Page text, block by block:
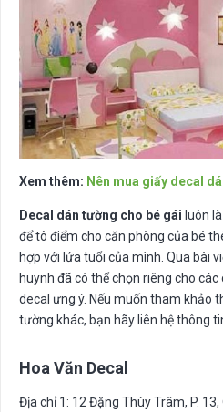
Xem thêm: Nên mua giấy decal
Decal dán tường cho bé gái luôn
để tô điểm cho căn phòng của bé
hợp với lứa tuổi của mình. Qua bài
huynh đã có thể chọn riêng cho
decal ưng ý. Nếu muốn tham khảo
tường khác, bạn hãy liên hệ thông
Hoa Văn Decal
Địa chỉ 1: 12 Đặng Thùy Trâm, P. 13,